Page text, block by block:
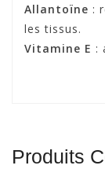
Allantoïne :
les tissus.
Vitamine E :
Produits